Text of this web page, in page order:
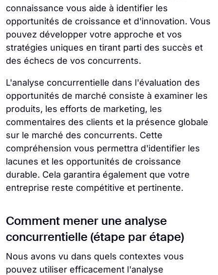
connaissance vous aide à identifier les
opportunités de croissance et d'innovation. Vous
pouvez développer votre approche et vos
stratégies uniques en tirant parti des succès et
des échecs de vos concurrents.
L'analyse concurrentielle dans l'évaluation des
opportunités de marché consiste à examiner les
produits, les efforts de marketing, les
commentaires des clients et la présence globale
sur le marché des concurrents. Cette
compréhension vous permettra d'identifier les
lacunes et les opportunités de croissance
durable. Cela garantira également que votre
entreprise reste compétitive et pertinente.
Comment mener une analyse
concurrentielle (étape par étape)
Nous avons vu dans quels contextes vous
pouvez utiliser efficacement l'analyse